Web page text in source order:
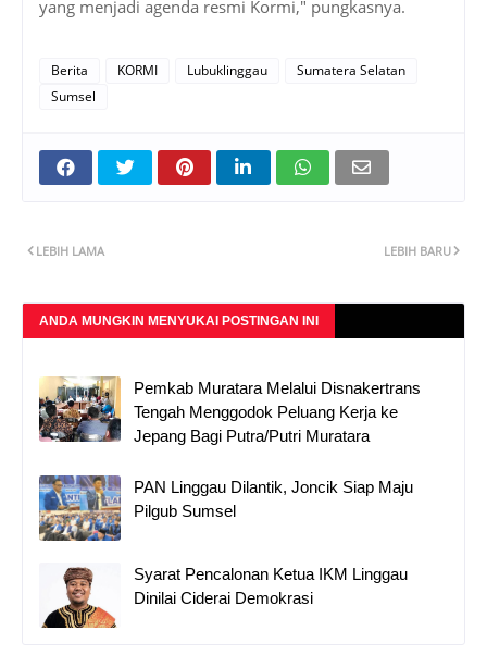
yang menjadi agenda resmi Kormi," pungkasnya.
Berita KORMI Lubuklinggau
Sumatera Selatan
Sumsel
LEBIH BARU
LEBIH LAMA
ANDA MUNGKIN MENYUKAI POSTINGAN INI
Pemkab Muratara Melalui Disnakertrans
Tengah Menggodok Peluang Kerja ke
Jepang Bagi Putra/Putri Muratara
PAN Linggau Dilantik, Joncik Siap Maju
Pilgub Sumsel
Syarat Pencalonan Ketua IKM Linggau
Dinilai Ciderai Demokrasi